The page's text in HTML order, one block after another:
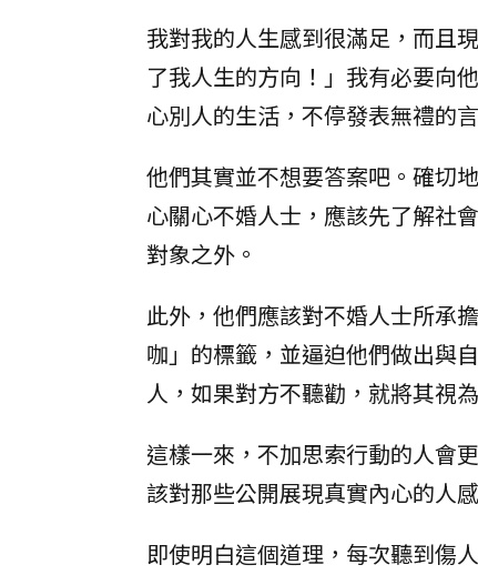
我對我的人生感到很滿足，而且
了我人生的方向！」我有必要向
心別人的生活，不停發表無禮的
他們其實並不想要答案吧。確切
心關心不婚人士，應該先了解社
對象之外。
此外，他們應該對不婚人士所承
咖」的標籤，並逼迫他們做出與
人，如果對方不聽勸，就將其視
這樣一來，不加思索行動的人會
該對那些公開展現真實內心的人
即使明白這個道理，每次聽到傷